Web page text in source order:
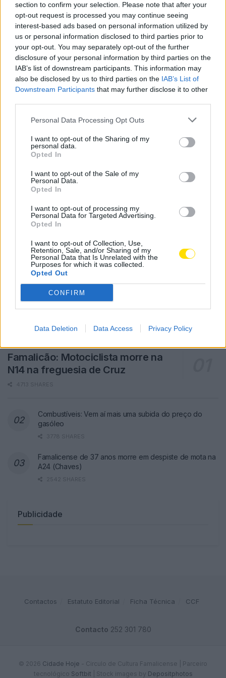
section to confirm your selection. Please note that after your
opt-out request is processed you may continue seeing
interest-based ads based on personal information utilized by
us or personal information disclosed to third parties prior to
your opt-out. You may separately opt-out of the further
disclosure of your personal information by third parties on the
IAB’s list of downstream participants. This information may
also be disclosed by us to third parties on the IAB’s List of
Downstream Participants that may further disclose it to other
Personal Data Processing Opt Outs
I want to opt-out of the Sharing of my
personal data.
Opted In
I want to opt-out of the Sale of my
Personal Data.
Opted In
I want to opt-out of processing my
Personal Data for Targeted Advertising.
Opted In
I want to opt-out of Collection, Use,
Retention, Sale, and/or Sharing of my
Personal Data that Is Unrelated with the
Purposes for which it was collected.
Opted Out
CONFIRM
Data Deletion Data Access Privacy Policy
CIDADE HOJE 21 DE MAIO, 2025 0
Famalicão: Jornada de azar no nacional de
todo-o-terreno
CIDADE HOJE 25 DE MARÇO, 2025 0
Famalicão: Edgar e Avelino Reis destacam-se
da “armada famalicense” na Baja de
Portalegre
Notícias Populares
Famalicão: Motociclista morre na
N14 na freguesia de Cruz
4713 SHARES
Combustíveis: Vem aí mais uma subida do preço do
gasóleo
3778 SHARES
Famalicense de 37 anos morre em despiste de mota na
A24 (Chaves)
2542 SHARES
Publicidade
Contactos Estatuto Editorial Ficha Técnica CCF
Contacto 252 301 780
© 2026 Cidade Hoje - Circulo de Cultura Famalicense | Parceiro
tecnológico Softbit Stock images by Depositphotos